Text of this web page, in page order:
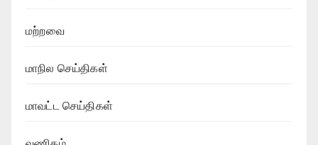
மற்றவை
மாநில செய்திகள்
மாவட்ட செய்திகள்